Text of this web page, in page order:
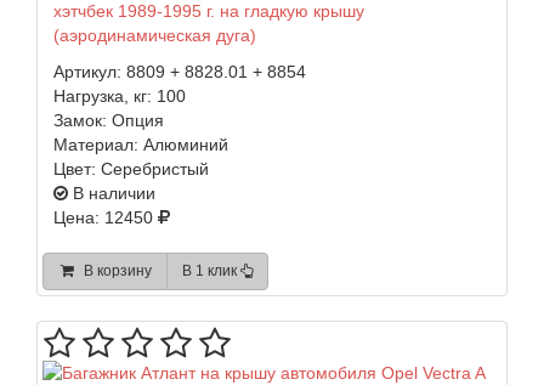
хэтчбек 1989-1995 г. на гладкую крышу
(аэродинамическая дуга)
Артикул: 8809 + 8828.01 + 8854
Нагрузка, кг: 100
Замок: Опция
Материал: Алюминий
Цвет: Серебристый
В наличии
Цена: 12450
В корзину В 1 клик